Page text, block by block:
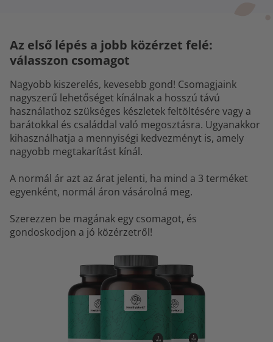
Az első lépés a jobb közérzet felé:
válasszon csomagot
Nagyobb kiszerelés, kevesebb gond! Csomagjaink
nagyszerű lehetőséget kínálnak a hosszú távú
használathoz szükséges készletek feltöltésére vagy a
barátokkal és családdal való megosztásra. Ugyanakkor
kihasználhatja a mennyiségi kedvezményt is, amely
nagyobb megtakarítást kínál.
A normál ár azt az árat jelenti, ha mind a 3 terméket
egyenként, normál áron vásárolná meg.
Szerezzen be magának egy csomagot, és
gondoskodjon a jó közérzetről!